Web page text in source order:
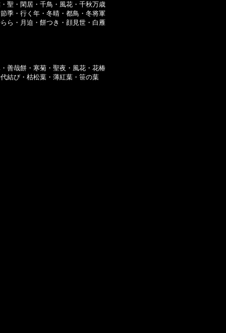
聖・閑居・千鳥・風花・千秋万歳
季・行く年・冬晴・都鳥・冬将軍
ら・月迫・餅つき・顔見世・白雁
善哉餅・寒菊・聖夜・風花・花椿
結び・枯松葉・薄紅葉・笹の葉